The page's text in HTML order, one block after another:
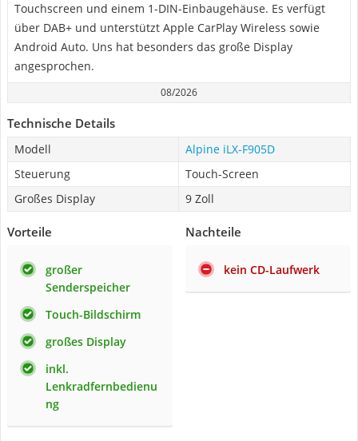
Touchscreen und einem 1-DIN-Einbaugehäuse. Es verfügt
über DAB+ und unterstützt Apple CarPlay Wireless sowie
Android Auto. Uns hat besonders das große Display
angesprochen.
08/2026
Technische Details
Modell
Alpine iLX-F905D
Steuerung
Touch-Screen
Großes Display
9 Zoll
Vorteile
großer
Senderspeicher
Touch-Bildschirm
großes Display
inkl.
Lenkradfernbedienu
ng
Nachteile
kein CD-Laufwerk